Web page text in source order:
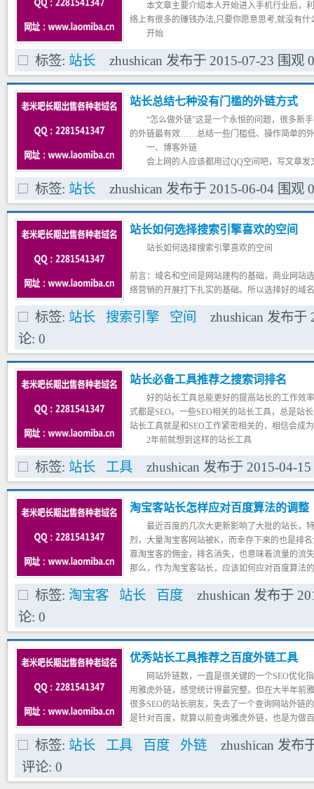
本文章主要介绍本人开始进入手机行业后，
络上有很多的赚钱办法,只要你愿意思考,就没有什
开始
我相信很多站长朋友做网站都是为了赚钱的
不用看下去了！
很多站长都普遍认为，做网站，搞流量，挂
但是最近我开始弄了一个手机类型的资讯网
我也是利用普遍更新的方法（采集），每天采集
想手机这个行业如果收录多了，流量自然高了吧
到一个星期，百度也收录了我2000多页，后来
的收录开始慢慢减少（这个过程我也不说了）。
标签: 站长 zhushican 发布于 2015-07-23 围观 0
站长总结七种没有门槛的外链方式
“怎么做外链”这是一个永恒的问题，很多新
的外链最有效……总结一些门槛低、操作简单的
一、博客外链
会上网的人应该都用过QQ空间吧，写文章
以增加外链来提高网站的权重，也可以带来不少
长尾关键词搭配链接，不仅让阅读的人可以明确
行。
难见效果。
标签: 站长 zhushican 发布于 2015-06-04 围观 0
站长如何选择搜索引擎喜欢的空间
站长如何选择搜索引擎喜欢的空间
前言：域名和空间是网站建构的基础，商业网站
络营销的开展打下扎实的基础。所以选择好的域
的第二步。
第一个问题：如果选择空间合适的位置
语，如果把英文网站放在国内，首先就是去了语
名。
标签: 站长 搜索引擎 空间 zhushican 发布于
论: 0
站长必备工具推荐之搜索词排名
好的站长工具总能更好的提高站长的工作效
式都是SEO。一些SEO相关的站长工具，总是站
站长工具就是和SEO工作紧密相关的，相信会成
2年前就想到这样的站长工具
第一次在百度统计上看到“搜索词排名”站长
09年的时候，有个老同事找我出去吃饭聊天。他
SEO工具。知道我也涉及这方面的工作，因此向
标签: 站长 工具 zhushican 发布于 2015-04-15
淘宝客站长怎样应对百度算法的调整
最近百度的几次大更新影响了大批的站长，
烈，大量淘宝客网站被K，而幸存下来的也是排
靠淘宝客的佣金，排名消失，也意味着流量的流
那么，作为淘宝客站长，应该如何应对百度算法
索的三个应对之策：
一、针对百度算法，重点做好内容
新思路研究透彻，才能有针对性地想出对策应对
客，而是针对伪原创，或者大量采集的站点做出
标签: 淘宝客 站长 百度 zhushican 发布于
论: 0
优秀站长工具推荐之百度外链工具
网站外链数，一直是很关键的一个SEO优化
用雅虎外链，感觉统计得最完整。但在大半年前
很多SEO的站长朋友，失去了一个查询网站外链
是针对百度，就算以前查询雅虎外链，也是为做
终于推出了自己的外链工具，更加精准，更加权
到自己网站的外链情况。
标签: 站长 工具 百度 外链 zhushican 发布
评论: 0